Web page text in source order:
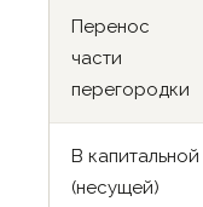
Перенос
части
перегородки
В капитальной
(несущей)